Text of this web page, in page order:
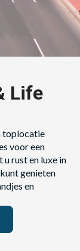
Life
toplocatie
voor een
rust en luxe in
genieten
en